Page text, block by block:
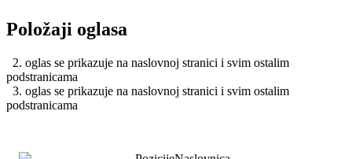
Položaji oglasa
2. oglas se prikazuje na naslovnoj stranici i svim ostalim
podstranicama
3. oglas se prikazuje na naslovnoj stranici i svim ostalim
podstranicama